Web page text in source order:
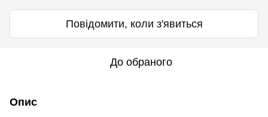
Повідомити, коли з'явиться
До обраного
Опис